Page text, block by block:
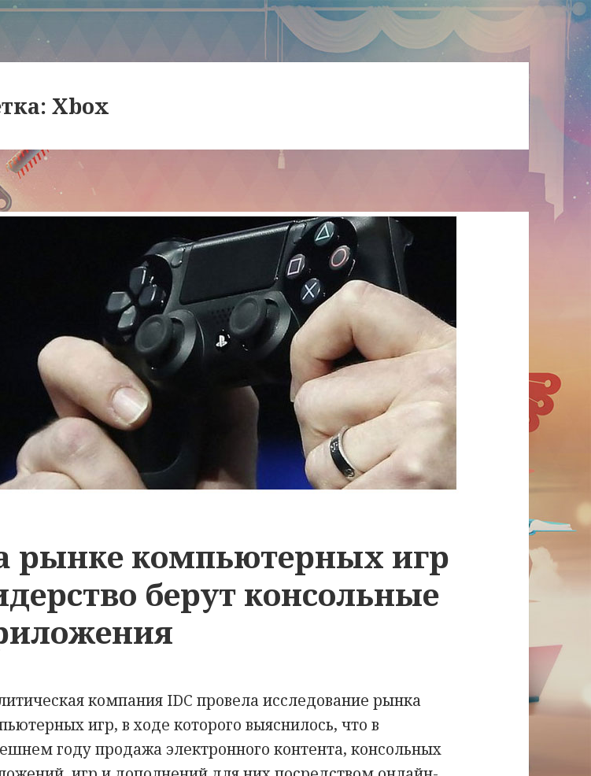
Xbox
рынке компьютерных игр
берут консольные
компания IDC провела исследование рынка
игр, в ходе которого выяснилось, что в
году продажа электронного контента, консольных